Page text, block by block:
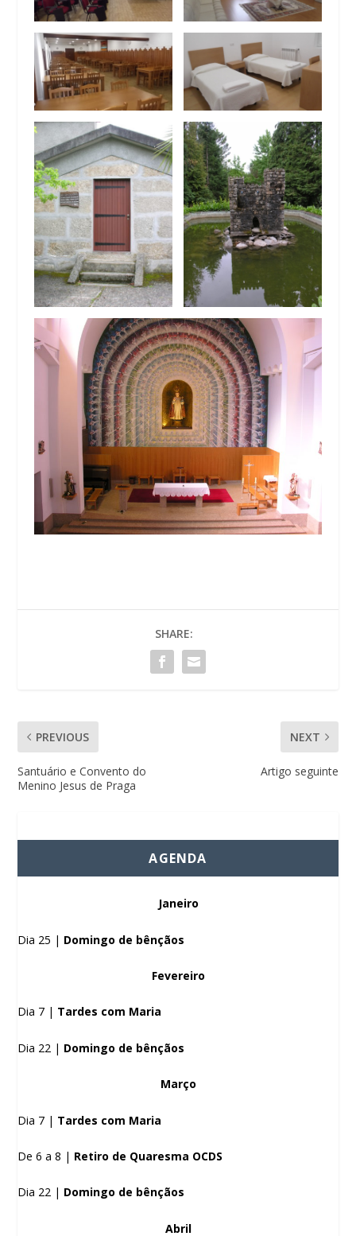
SHARE:
PREVIOUS
Santuário e Convento do
Menino Jesus de Praga
NEXT
Artigo seguinte
AGENDA
Janeiro
Dia 25 | Domingo de bênçãos
Fevereiro
Dia 7 | Tardes com Maria
Dia 22 | Domingo de bênçãos
Março
Dia 7 | Tardes com Maria
De 6 a 8 | Retiro de Quaresma OCDS
Dia 22 | Domingo de bênçãos
Abril